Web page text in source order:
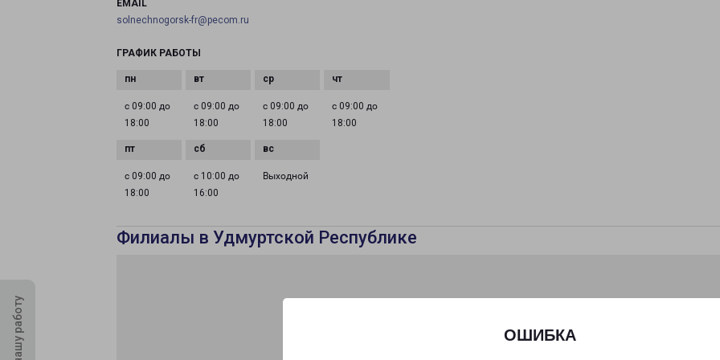
ОШИБКА
EMAIL
solnechnogorsk-fr@pecom.ru
ГРАФИК РАБОТЫ
с 09:00 до
18:00
с 09:00 до
18:00
с 09:00 до
18:00
с 09:00 до
18:00
с 09:00 до
18:00
с 10:00 до
16:00
Выходной
Филиалы в Удмуртской Республике